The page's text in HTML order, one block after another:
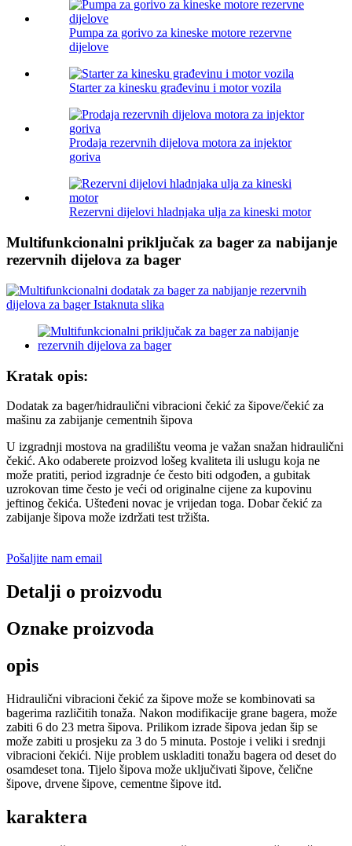
Pumpa za gorivo za kineske motore rezervne
dijelove
Starter za kinesku građevinu i motor vozila
Prodaja rezervnih dijelova motora za injektor
goriva
Rezervni dijelovi hladnjaka ulja za kineski motor
Multifunkcionalni priključak za bager za nabijanje
rezervnih dijelova za bager
Kratak opis:
Dodatak za bager/hidraulični vibracioni čekić za šipove/čekić za
mašinu za zabijanje cementnih šipova
U izgradnji mostova na gradilištu veoma je važan snažan hidraulični
čekić. Ako odaberete proizvod lošeg kvaliteta ili uslugu koja ne
može pratiti, period izgradnje će često biti odgođen, a gubitak
uzrokovan time često je veći od originalne cijene za kupovinu
jeftinog čekića. Ušteđeni novac je vrijedan toga. Dobar čekić za
zabijanje šipova može izdržati test tržišta.
Pošaljite nam email
Detalji o proizvodu
Oznake proizvoda
opis
Hidraulični vibracioni čekić za šipove može se kombinovati sa
bagerima različitih tonaža. Nakon modifikacije grane bagera, može
zabiti 6 do 23 metra šipova. Prilikom izrade šipova jedan šip se
može zabiti u prosjeku za 3 do 5 minuta. Postoje i veliki i srednji
vibracioni čekići. Nije problem uskladiti tonažu bagera od deset do
osamdeset tona. Tijelo šipova može uključivati ​​šipove, čelične
šipove, drvene šipove, cementne šipove itd.
karaktera